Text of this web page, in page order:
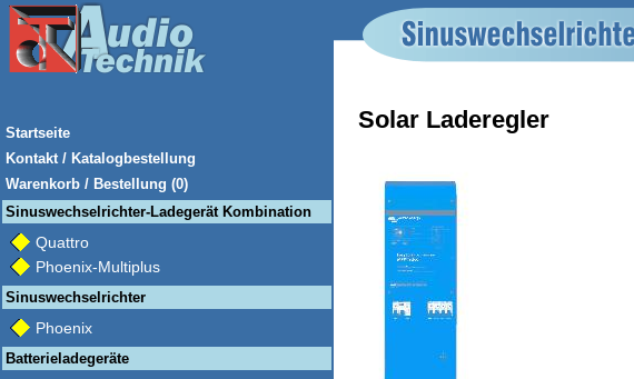
Startseite
Kontakt / Katalogbestellung
Warenkorb / Bestellung (0)
Sinuswechselrichter-Ladegerät Kombination
Quattro
Phoenix-Multiplus
Sinuswechselrichter
Phoenix
Batterieladegeräte
Solar Laderegler